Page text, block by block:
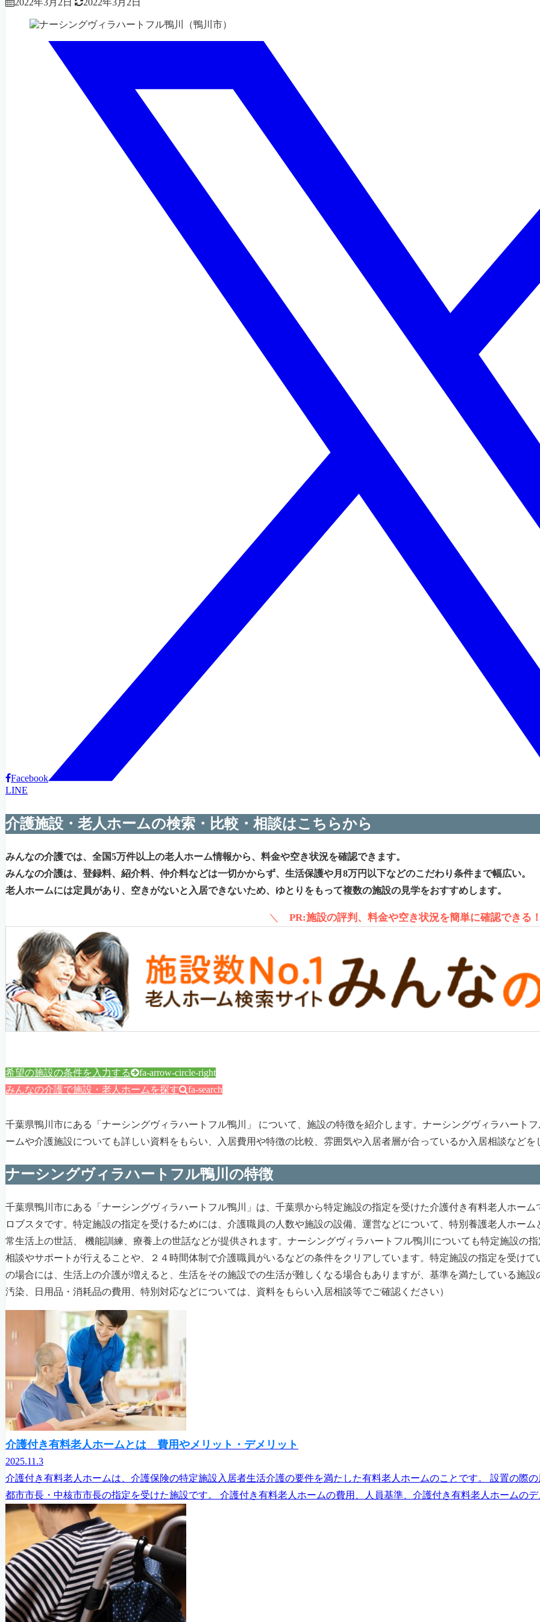
Facebook
LINE
介護施設・老人ホームの検索・比較・相談はこちらから
みんなの介護では、全国5万件以上の老人ホーム情報から、料金や空き状況を確認できます。
みんなの介護は、登録料、紹介料、仲介料などは一切かからず、生活保護や月8万円以下などのこだわり条件まで幅広い。
老人ホームには定員があり、空きがないと入居できないため、ゆとりをもって複数の施設の見学をおすすめします。
＼ PR:施設の評判、料金や空き状況を簡単に確認できる
希望の施設の条件を入力する fa-arrow-circle-right
みんなの介護で施設・老人ホームを探す fa-search
千葉県鴨川市にある「ナーシングヴィラハートフル鴨川」 について、施設の特徴を紹介します。ナーシングヴィラハート
ームや介護施設についても詳しい資料をもらい、入居費用や特徴の比較、雰囲気や入居者層が合っているか入居相談など
ナーシングヴィラハートフル鴨川の特徴
千葉県鴨川市にある「ナーシングヴィラハートフル鴨川」は、千葉県から特定施設の指定を受けた介護付き有料老人ホー
ロブスタです。特定施設の指定を受けるためには、介護職員の人数や施設の設備、運営などについて、特別養護老人ホー
常生活上の世話、 機能訓練、療養上の世話などが提供されます。ナーシングヴィラハートフル鴨川についても特定施設の
相談やサポートが行えることや、２４時間体制で介護職員がいるなどの条件をクリアしています。特定施設の指定を受け
の場合には、生活上の介護が増えると、生活をその施設での生活が難しくなる場合もありますが、基準を満たしている施
汚染、日用品・消耗品の費用、特別対応などについては、資料をもらい入居相談等でご確認ください）
介護付き有料老人ホームとは 費用やメリット・デメリット
2025.11.3
介護付き有料老人ホームは、介護保険の特定施設入居者生活介護の要件を満たした有料老人ホームのことです。 設置の際
都市市長・中核市市長の指定を受けた施設です。 介護付き有料老人ホームの費用、人員基準、介護付き有料老人ホームの